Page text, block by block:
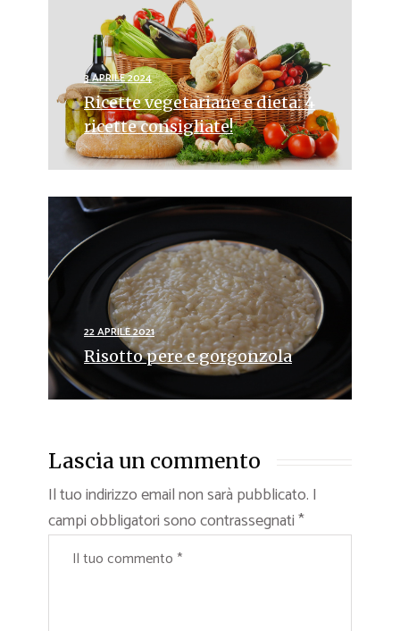
3 APRILE 2024
Ricette vegetariane e dieta: 4
ricette consigliate!
22 APRILE 2021
Risotto pere e gorgonzola
Lascia un commento
Il tuo indirizzo email non sarà pubblicato. I
campi obbligatori sono contrassegnati*